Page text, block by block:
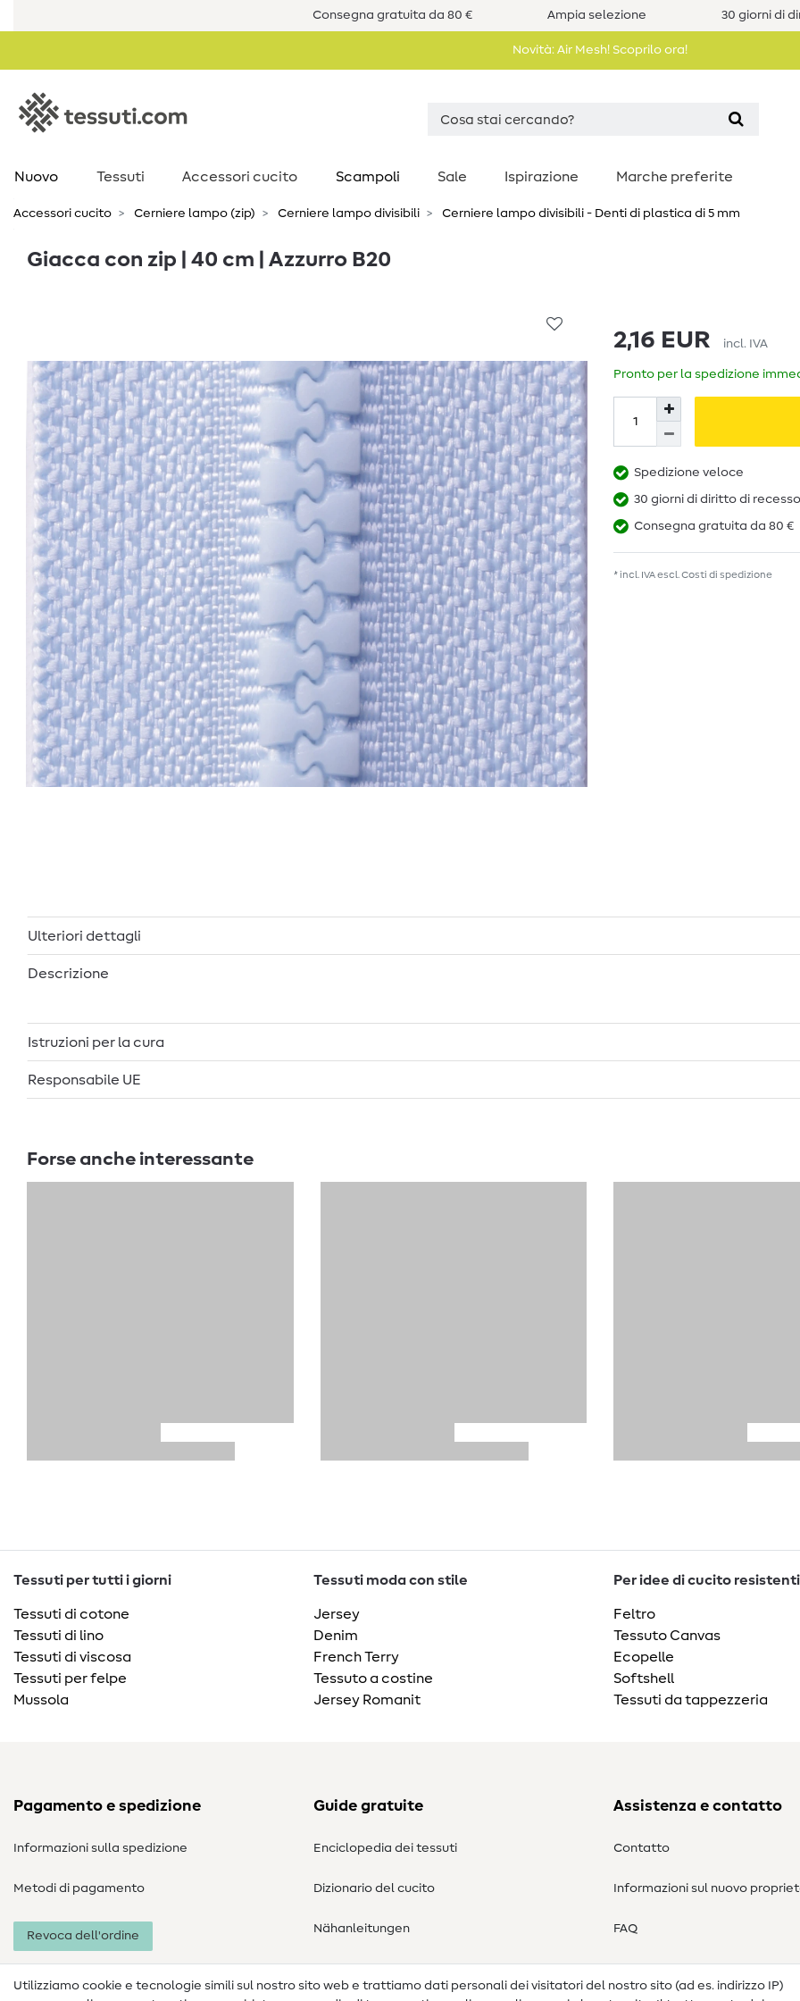
Consegna gratuita da 80 € Ampia selezione 30 giorni di
Novità: Air Mesh! Scoprilo ora!
Nuovo Tessuti Accessori cucito Scampoli Sale Ispirazione Marche preferite
Accessori cucito Cerniere lampo (zip) Cerniere lampo divisibili Cerniere lampo divisibili - Denti di plastica di 5 mm
Giacca con zip | 40 cm | Azzurro B20
2,16 EUR incl. IVA
Pronto per la spedizione
Spedizione veloce
30 giorni di diritto di recesso
Consegna gratuita da 80 €
* incl. IVA escl. Costi di spedizione
Ulteriori dettagli
Descrizione
Istruzioni per la cura
Responsabile UE
Forse anche interessante
Tessuti per tutti i giorni
Tessuti di cotone
Tessuti di lino
Tessuti di viscosa
Tessuti per felpe
Mussola
Tessuti moda con stile
Jersey
Denim
French Terry
Tessuto a costine
Jersey Romanit
Per idee di cucito resistenti
Feltro
Tessuto Canvas
Ecopelle
Softshell
Tessuti da tappezzeria
Pagamento e spedizione
Informazioni sulla spedizione
Metodi di pagamento
Revoca dell'ordine
Guide gratuite
Enciclopedia dei tessuti
Dizionario del cucito
Nähanleitungen
Assistenza e contatto
Contatto
Informazioni sul nuovo
FAQ
Utilizziamo cookie e tecnologie simili sul nostro sito web e trattiamo dati personali dei visitatori del nostro sito (ad es. indirizzo IP)